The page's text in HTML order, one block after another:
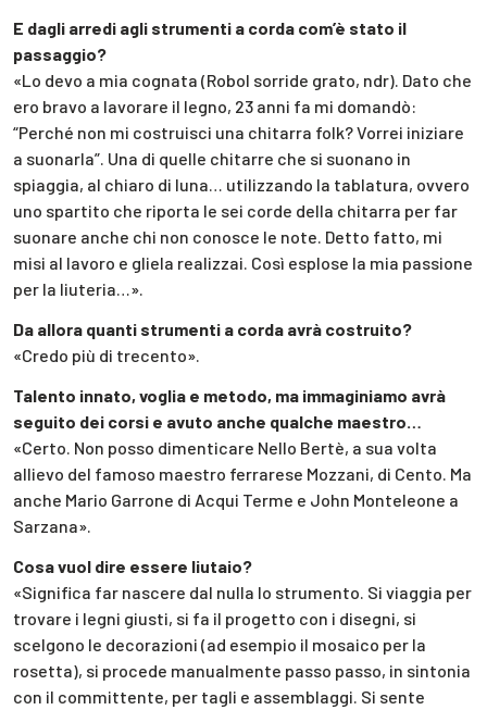
E dagli arredi agli strumenti a corda com’è stato il
passaggio?
«Lo devo a mia cognata (Robol sorride grato, ndr). Dato che
ero bravo a lavorare il legno, 23 anni fa mi domandò:
“Perché non mi costruisci una chitarra folk? Vorrei iniziare
a suonarla”. Una di quelle chitarre che si suonano in
spiaggia, al chiaro di luna… utilizzando la tablatura, ovvero
uno spartito che riporta le sei corde della chitarra per far
suonare anche chi non conosce le note. Detto fatto, mi
misi al lavoro e gliela realizzai. Così esplose la mia passione
per la liuteria…».
Da allora quanti strumenti a corda avrà costruito?
«Credo più di trecento».
Talento innato, voglia e metodo, ma immaginiamo avrà
seguito dei corsi e avuto anche qualche maestro…
«Certo. Non posso dimenticare Nello Bertè, a sua volta
allievo del famoso maestro ferrarese Mozzani, di Cento. Ma
anche Mario Garrone di Acqui Terme e John Monteleone a
Sarzana».
Cosa vuol dire essere liutaio?
«Significa far nascere dal nulla lo strumento. Si viaggia per
trovare i legni giusti, si fa il progetto con i disegni, si
scelgono le decorazioni (ad esempio il mosaico per la
rosetta), si procede manualmente passo passo, in sintonia
con il committente, per tagli e assemblaggi. Si sente